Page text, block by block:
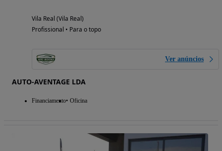
Vila Real (Vila Real)
Profissional • Para o topo
Ver anúncios
AUTO-AVENTAGE LDA
Financiamento Oficina